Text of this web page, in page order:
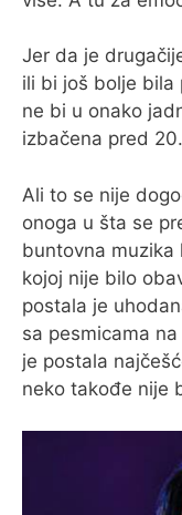
Jer da je
ili bi još bolje bila
ne bi u onako
izbačena pred
Ali to se nije
onoga u šta se
buntovna muzika
kojoj nije bilo
postala je
sa pesmicama
je postala
neko takođe nije